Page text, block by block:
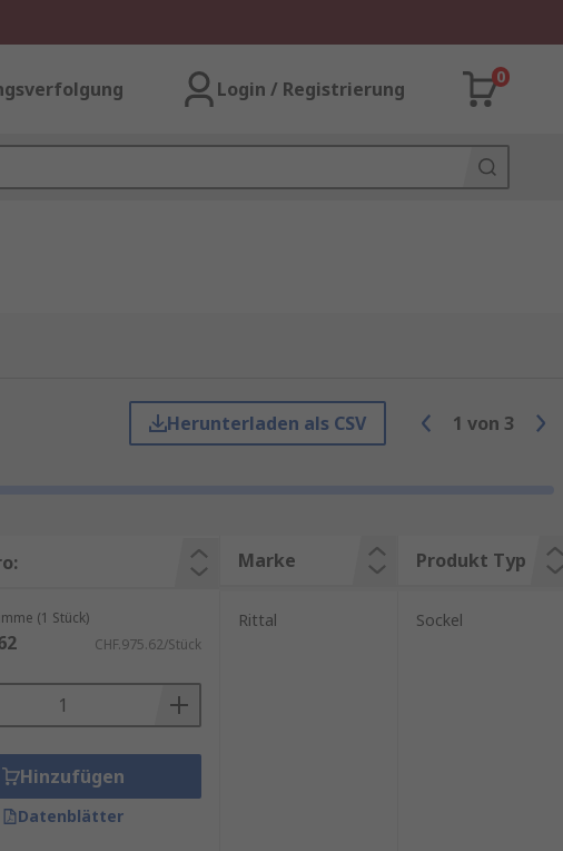
Login / Registrierung
0
Herunterladen als CSV 1 von 3
Marke Produkt Typ
(1 Stück)
CHF.975.62/Stück
Hinzufügen
Datenblätter
Rittal Sockel